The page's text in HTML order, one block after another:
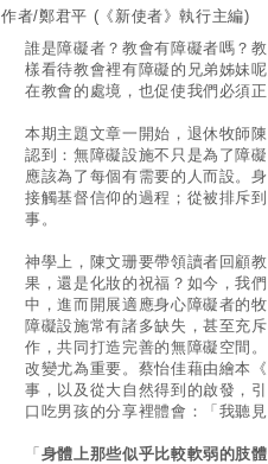
作者/鄭君平 (《新使者》執行主編)
誰是障礙者？教會有障礙者嗎？
樣看待教會裡有障礙的兄弟姊妹
在教會的處境，也促使我們必須
本期主題文章一開始，退休牧師
認到：無障礙設施不只是為了障
應該為了每個有需要的人而設。
接觸基督信仰的過程；從被排斥
事。
神學上，陳文珊要帶領讀者回顧
果，還是化妝的祝福？如今，我
中，進而開展適應身心障礙者的
障礙設施常有諸多缺失，甚至充
作，共同打造完善的無障礙空間
改變尤為重要。蔡怡佳藉由繪本
事，以及從大自然得到的啟發，
口吃男孩的分享裡體會：「我聽
「 身體上那些似乎比較軟弱的肢